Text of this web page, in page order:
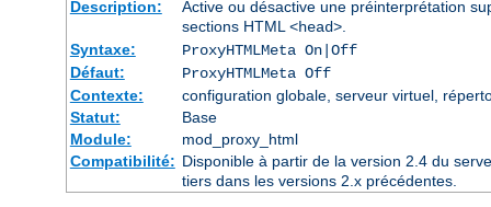
Description:
Active ou désactive une préinterprétation
sections HTML<head>.
Syntaxe:
ProxyHTMLMeta On|Off
Défaut:
ProxyHTMLMeta Off
Contexte:
configuration globale, serveur virtuel,
Statut:
Base
Module:
mod_proxy_html
Compatibilité: Disponible à partir de la version 2.4 du
tiers dans les versions 2.x précédentes.